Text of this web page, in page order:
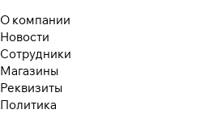
О компании
Новости
Сотрудники
Магазины
Реквизиты
Политика